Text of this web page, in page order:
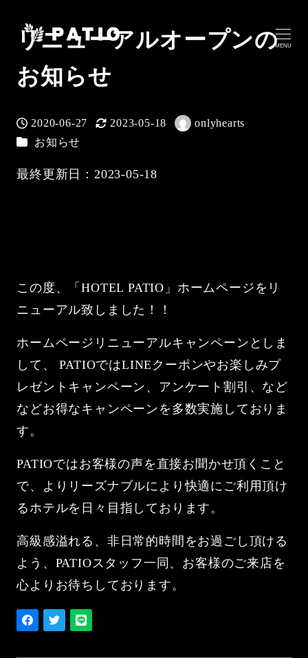
MENU
リニューアルオープンの
お知らせ
投稿日
2020-06-27
更新日
2023-05-18
著
onlyhearts
カテゴリー
お知らせ
最終更新日：2023-05-18
この度、「HOTEL PATIO」ホームページをリ
ニューアル致しました！！
ホームページリニューアルキャンペーンとしま
して、 PATIOではLINEクーポンやお楽しみプ
レゼントキャンペーン、アンケート割引、など
などお得なキャンペーンを多数実施しておりま
す。
PATIOではお客様の声を直接お聞かせ頂くこと
で、よりリーズナブルにより快適にご利用頂け
るホテルを日々目指しております。
高級感溢れる、非日常的時間をお過ごし頂ける
よう、PATIOスタッフ一同、お客様のご来店を
心よりお待ちしております。